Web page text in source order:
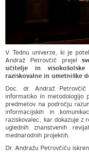
V Tednu univerze, ki je
Andraž Petrovčič prejel
učitelje in visokošolske
raziskovalne in umetniške
Doc. dr. Andraž
informatiko in metodologijo
predmetov na področju
informacijskih in
raziskovalec, kar dokazuje z
uglednih znanstvenih
mednarodnih projektih.
Dr. Andražu Petrovčiču